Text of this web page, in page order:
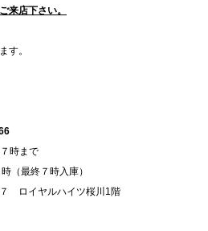
来店下さい。
す。
時まで
（最終７時入庫）
ロイヤルハイツ桜川1階